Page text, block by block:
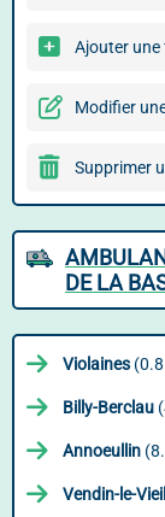
Ajouter une
Modifier
Supprimer
DE LA
Violaines
Billy-Berclau
Annoeullin
Vendin-le-Vieil